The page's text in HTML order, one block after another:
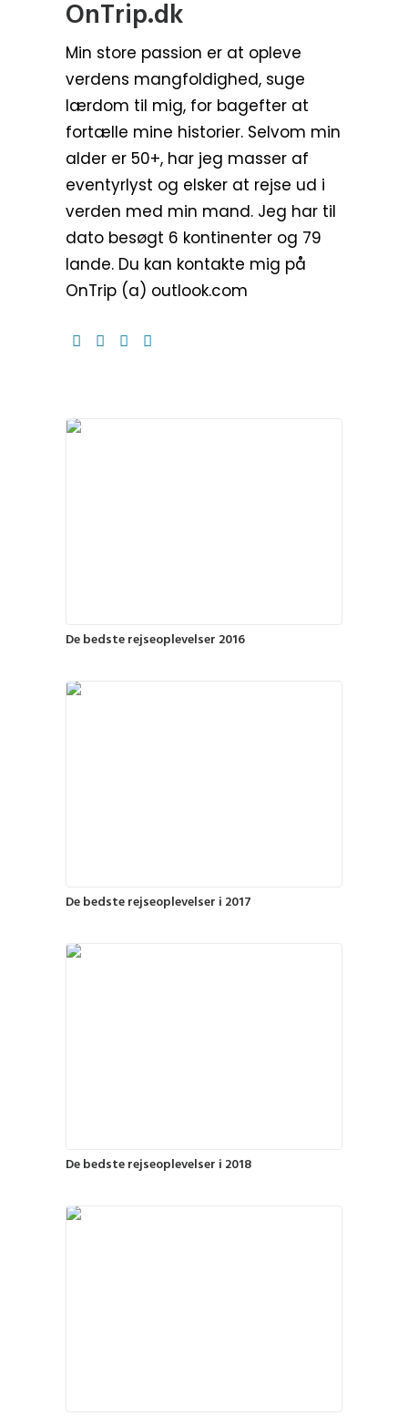
OnTrip.dk
Min store passion er at opleve
verdens mangfoldighed, suge
lærdom til mig, for bagefter at
fortælle mine historier. Selvom min
alder er 50+, har jeg masser af
eventyrlyst og elsker at rejse ud i
verden med min mand. Jeg har til
dato besøgt 6 kontinenter og 79
lande. Du kan kontakte mig på
OnTrip (a) outlook.com
De bedste rejseoplevelser 2016
De bedste rejseoplevelser i 2017
De bedste rejseoplevelser i 2018